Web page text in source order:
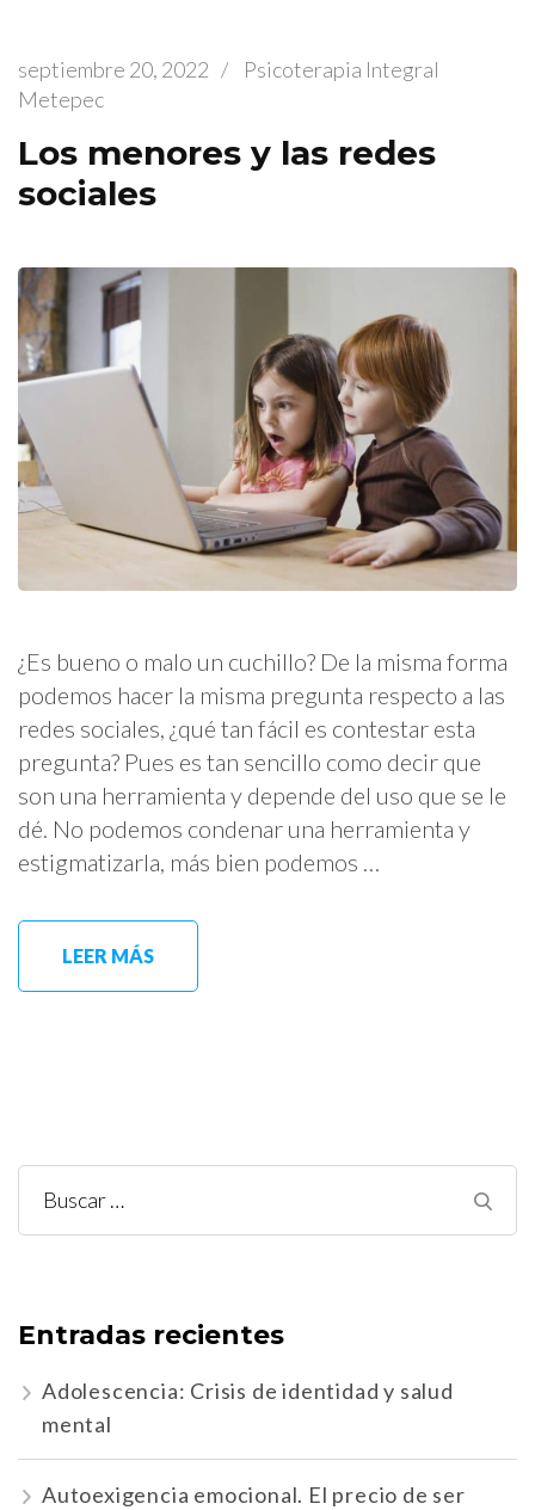
septiembre 20, 2022 /
Psicoterapia Integral
Metepec
Los menores y las redes
sociales
¿Es bueno o malo un cuchillo? De la misma forma
podemos hacer la misma pregunta respecto a las
redes sociales, ¿qué tan fácil es contestar esta
pregunta? Pues es tan sencillo como decir que
son una herramienta y depende del uso que se le
dé. No podemos condenar una herramienta y
estigmatizarla, más bien podemos …
LEER MÁS
Buscar:
Entradas recientes
Adolescencia: Crisis de identidad y salud
mental
Autoexigencia emocional. El precio de ser